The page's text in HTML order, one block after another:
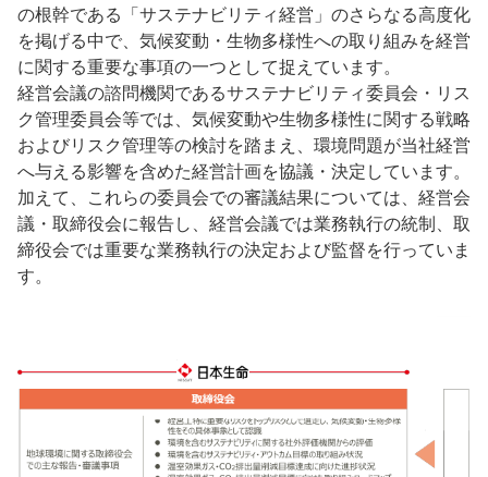
の根幹である「サステナビリティ経営」のさらなる高度化
を掲げる中で、気候変動・生物多様性への取り組みを経営
に関する重要な事項の一つとして捉えています。
経営会議の諮問機関であるサステナビリティ委員会・リス
ク管理委員会等では、気候変動や生物多様性に関する戦略
およびリスク管理等の検討を踏まえ、環境問題が当社経営
へ与える影響を含めた経営計画を協議・決定しています。
加えて、これらの委員会での審議結果については、経営会
議・取締役会に報告し、経営会議では業務執行の統制、取
締役会では重要な業務執行の決定および監督を行っていま
す。